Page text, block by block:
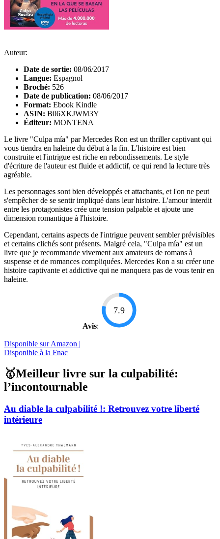
Auteur:
Date de sortie: 08/06/2017
Langue: Espagnol
Broché: 526
Date de publication: 08/06/2017
Format: Ebook Kindle
ASIN: B06XKJWM3Y
Éditeur: MONTENA
Le livre "Culpa mía" par Mercedes Ron est un thriller captivant qui
vous tiendra en haleine du début à la fin. L'histoire est bien
construite et l'intrigue est riche en rebondissements. Le style
d'écriture de l'auteur est fluide et addictif, ce qui rend la lecture très
agréable.
Les personnages sont bien développés et attachants, et l'on ne peut
s'empêcher de se sentir impliqué dans leur histoire. L'amour interdit
entre les protagonistes crée une tension palpable et ajoute une
dimension romantique à l'histoire.
Cependant, certains aspects de l'intrigue peuvent sembler prévisibles
et certains clichés sont présents. Malgré cela, "Culpa mía" est un
livre que je recommande vivement aux amateurs de romans à
suspense et de romances compliquées. Mercedes Ron a su créer une
histoire captivante et addictive qui ne manquera pas de vous tenir en
haleine.
Avis:
7.9
Disponible sur Amazon |
Disponible à la Fnac
🥇Meilleur livre sur la culpabilité:
l’incontournable
Au diable la culpabilité !: Retrouvez votre liberté
intérieure